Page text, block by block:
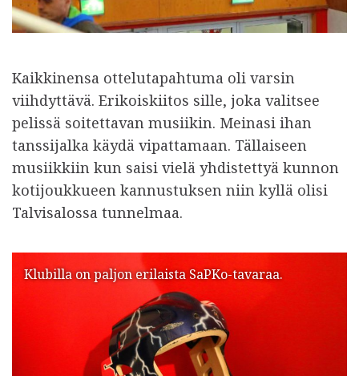
Kaikkinensa ottelutapahtuma oli varsin
viihdyttävä. Erikoiskiitos sille, joka valitsee
pelissä soitettavan musiikin. Meinasi ihan
tanssijalka käydä vipattamaan. Tällaiseen
musiikkiin kun saisi vielä yhdistettyä kunnon
kotijoukkueen kannustuksen niin kyllä olisi
Talvisalossa tunnelmaa.
Klubilla on paljon erilaista SaPKo-tavaraa.